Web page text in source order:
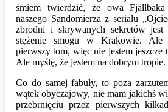
śmiem twierdzić, że owa
naszego Sandomierza z serialu
zbrodni i skrywanych sekretów
stężenie smogu w Krakowie. Ale
pierwszy tom, więc nie jestem jeszcze
Ale myślę, że jestem na dobrym tropie.
Co do samej fabuły, to poza
wątek obyczajowy, nie mam jakichś
przebrnięciu przez pierwszych